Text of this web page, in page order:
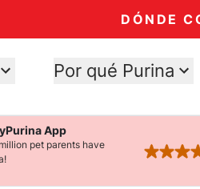
DÓNDE
Por qué Purina
App
pet parents have
rated 4.9